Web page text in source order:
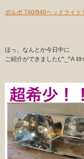
ボルボ 740/940ヘッドライト
ほっ、なんとか今日中に
ご紹介ができました(;^_^A ﾖｶ